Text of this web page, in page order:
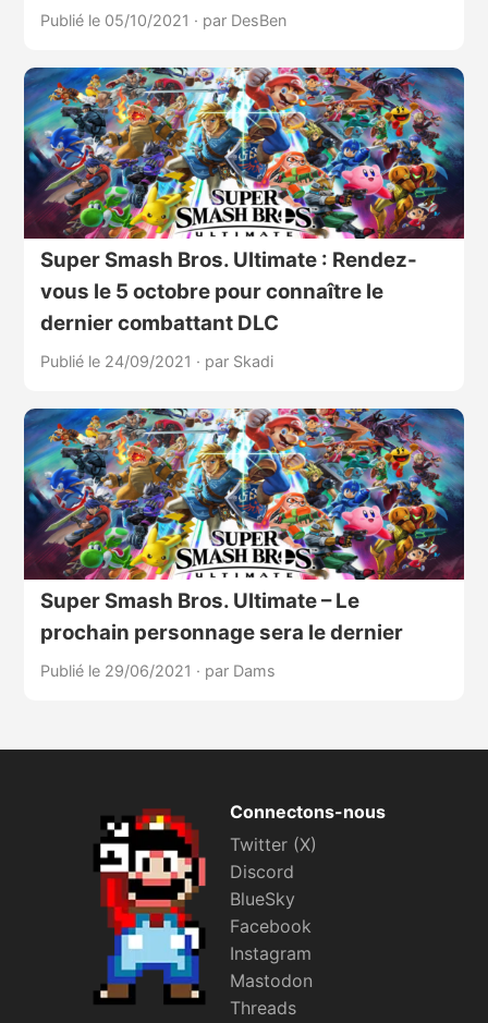
Publié le 05/10/2021 · par DesBen
Super Smash Bros. Ultimate : Rendez-
vous le 5 octobre pour connaître le
dernier combattant DLC
Publié le 24/09/2021 · par Skadi
Super Smash Bros. Ultimate – Le
prochain personnage sera le dernier
Publié le 29/06/2021 · par Dams
Connectons-nous
Twitter (X)
Discord
BlueSky
Facebook
Instagram
Mastodon
Threads